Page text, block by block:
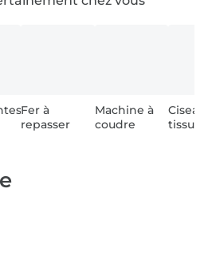
Fer à
repasser
Machine à
coudre
Ciseaux
tissus